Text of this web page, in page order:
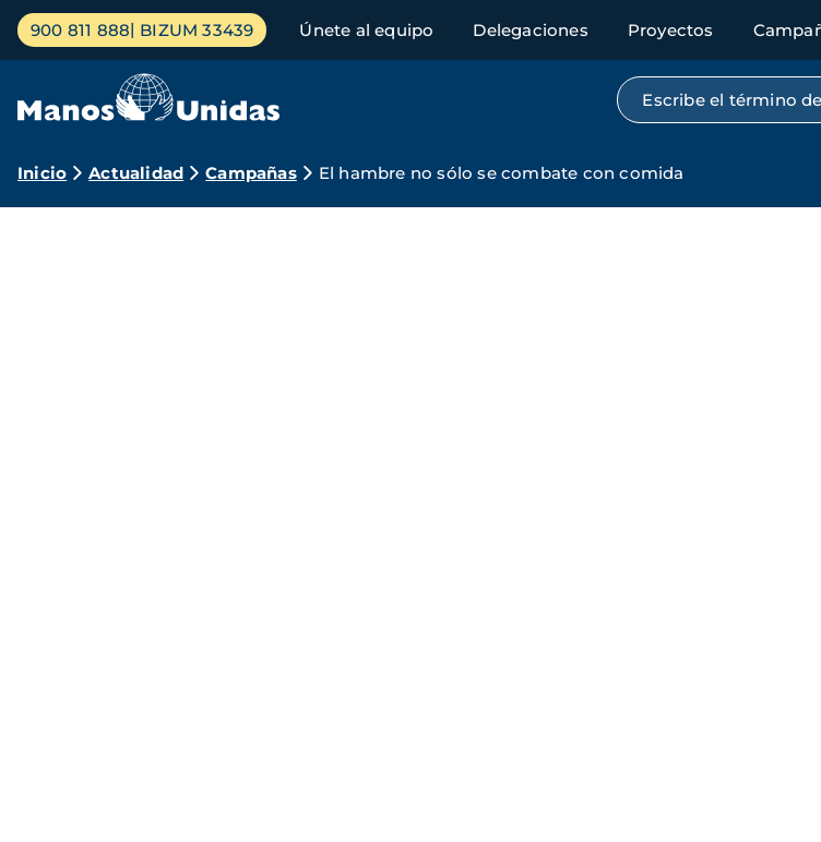
Pasar
contenido
Menú
principal
900 811 888 BIZUM 33439 Únete al equipo Delegaciones Proyectos
Búsqueda por
Ruta
Inicio Actualidad Campañas El hambre no sólo se combate con comida